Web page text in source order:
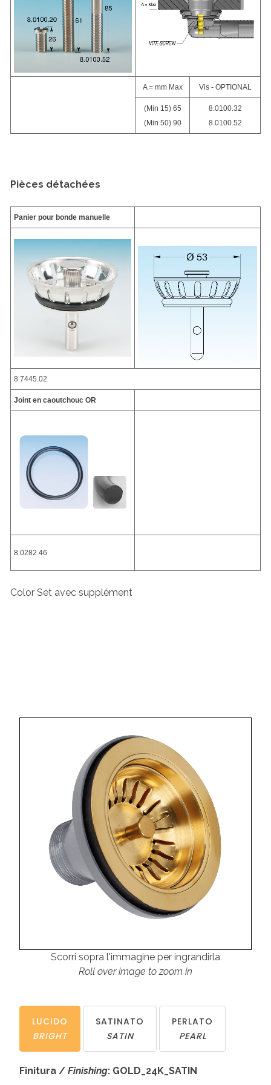
A = mm Max Vis - OPTIONAL
(Min 15) 65
(Min 50) 90
8.0100.32
8.0100.52
Pièces détachées
Panier pour bonde manuelle
8.7445.02
Joint en caoutchouc OR
8.0282.46
Color Set avec supplément
Scorri sopra l'immagine per ingrandirla
Roll over image to zoom in
LUCIDO
BRIGHT
SATINATO
SATIN
PERLATO
PEARL
Finitura / Finishing: GOLD_24K_SATIN